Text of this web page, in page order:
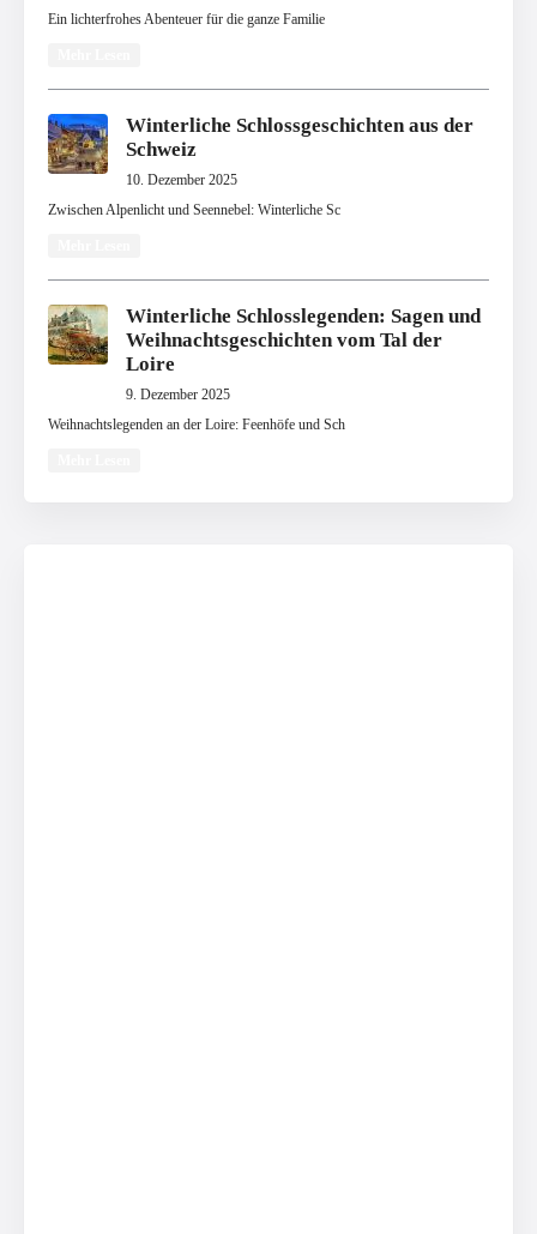
Ein lichterfrohes Abenteuer für die ganze Familie
Winterliche Schlossgeschichten aus der
Schweiz
10. Dezember 2025
Zwischen Alpenlicht und Seennebel: Winterliche Sc
Winterliche Schlosslegenden: Sagen und
Weihnachtsgeschichten vom Tal der
Loire
9. Dezember 2025
Weihnachtslegenden an der Loire: Feenhöfe und Sch